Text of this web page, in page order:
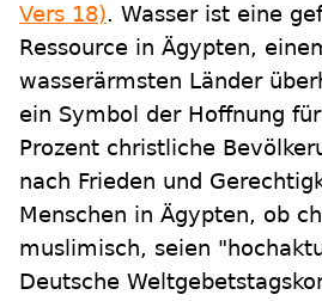
Vers 18). Wasser ist eine
Ressource in Ägypten,
wasserärmsten Länder
ein Symbol der Hoffnung
Prozent christliche
nach Frieden und
Menschen in Ägypten, ob
muslimisch, seien
Deutsche